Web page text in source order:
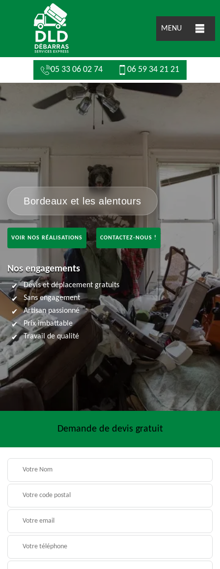
MENU
05 33 06 02 74 06 59 34 21 21
Bordeaux et les alentours
VOIR NOS RÉALISATIONS CONTACTEZ-NOUS !
Nos engagements
Devis et déplacement gratuits
Sans engagement
Artisan passionné
Prix imbattable
Travail de qualité
Demande de devis gratuit